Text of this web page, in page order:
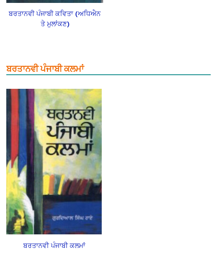
ਬਰਤਾਨਵੀ ਪੰਜਾਬੀ ਕਵਿਤਾ (ਅਧਿਐਨ
ਤੇ ਮੁਲਾਂਕਣ)
ਬਰਤਾਨਵੀ ਪੰਜਾਬੀ ਕਲਮਾਂ
ਬਰਤਾਨਵੀ ਪੰਜਾਬੀ ਕਲਮਾਂ